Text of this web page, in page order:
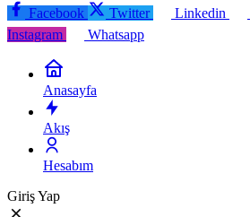
Facebook
Twitter Linkedin
Instagram
Whatsapp
Anasayfa
Akış
Hesabım
Giriş Yap